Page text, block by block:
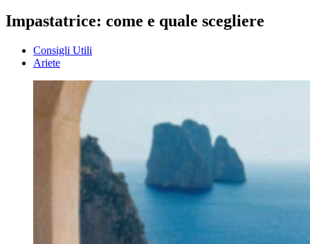
Impastatrice: come e quale scegliere
Consigli Utili
Ariete